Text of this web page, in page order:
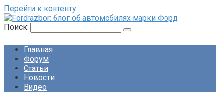
Перейти к контенту
Поиск:
Главная
Форум
Статьи
Новости
Видео